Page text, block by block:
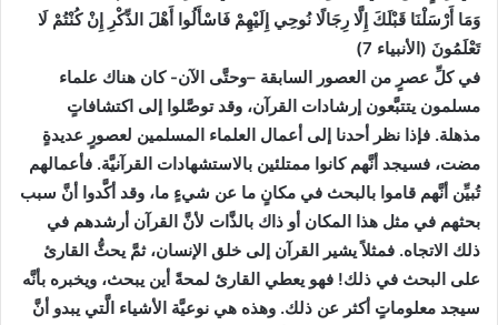
وَمَا أَرْسَلْنَا قَبْلَكَ إِلَّا رِجَالًا نُوحِي إِلَيْهِمْ فَاسْأَلُوا أَهْلَ الذِّكْرِ إِنْ كُنْتُمْ لَا
تَعْلَمُونَ (الأنبياء 7)
في كلِّ عصرٍ من العصور السابقة –وحتَّى الآن- كان هناك علماء
مسلمون يتتبَّعون إرشادات القرآن، وقد توصَّلوا إلى اكتشافاتٍ
مذهلة. فإذا نظر أحدنا إلى أعمال العلماء المسلمين لعصورٍ عديدةٍ
مضت، فسيجد أنَّهم كانوا ممتلئين بالاستشهادات القرآنيَّة. فأعمالهم
تُبيِّن أنَّهم قاموا بالبحث في مكانٍ ما عن شيءٍ ما، وقد أكَّدوا أنَّ سبب
بحثهم في مثل هذا المكان أو ذاك بالذَّات لأنَّ القرآن أرشدهم في
ذلك الاتجاه. فمثلاً يشير القرآن إلى خلق الإنسان، ثمَّ يحثُّ القارئ
على البحث في ذلك! فهو يعطي القارئ لمحةً أين يبحث، ويخبره بأنَّه
سيجد معلوماتٍ أكثر عن ذلك. وهذه هي نوعيَّة الأشياء الَّتي يبدو أنَّ